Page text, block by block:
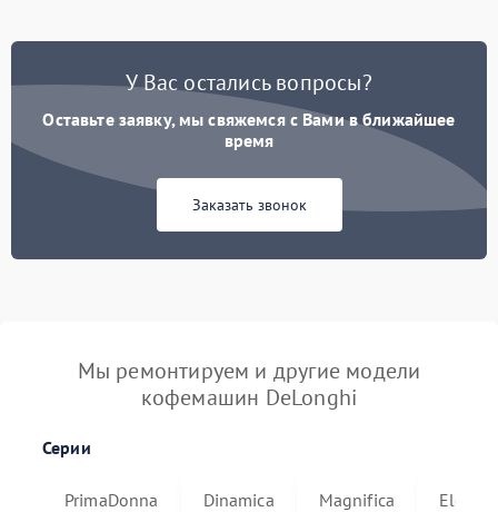
У Вас остались вопросы?
Оставьте заявку, мы свяжемся с Вами в ближайшее
время
Заказать звонок
Мы ремонтируем и другие модели
кофемашин DeLonghi
Серии
PrimaDonna Dinamica Magnifica Eletta